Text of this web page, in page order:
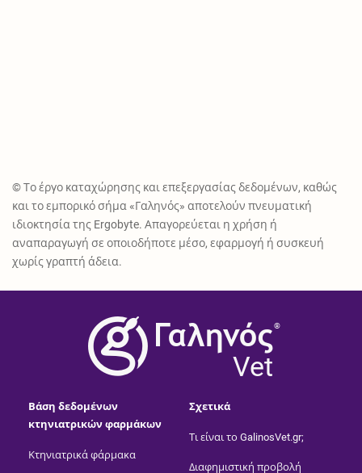
© Το έργο καταχώρησης και επεξεργασίας δεδομένων, καθώς
και το εμπορικό σήμα «Γαληνός» αποτελούν πνευματική
ιδιοκτησία της Ergobyte. Απαγορεύεται η χρήση ή
αναπαραγωγή σε οποιοδήποτε μέσο, εφαρμογή ή συσκευή
χωρίς γραπτή άδεια.
®
Vet
Βάση δεδομένων
κτηνιατρικών φαρμάκων
Κτηνιατρικά φάρμακα
Σχετικά
Τι είναι το GalinosVet.gr;
Διαφημιστική προβολή